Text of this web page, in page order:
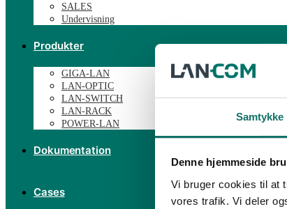
Samtykke
Denne hjemmeside
Vi bruger cookies til at
vores trafik. Vi deler
SALES
Undervisning
Produkter
GIGA-LAN
LAN-OPTIC
LAN-SWITCH
LAN-RACK
POWER-LAN
Dokumentation
Cases